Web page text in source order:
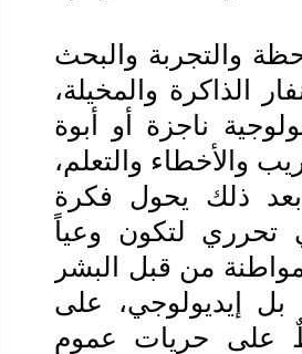
والتجربة والبحث
الذاكرة والمخيلة،
ناجزة أو أبوة
والأخطاء والتعلم،
ذلك يحول فكرة
تحرري لتكون وعياً
من قبل البشر
بل إيديولوجي، على
على حريات عموم